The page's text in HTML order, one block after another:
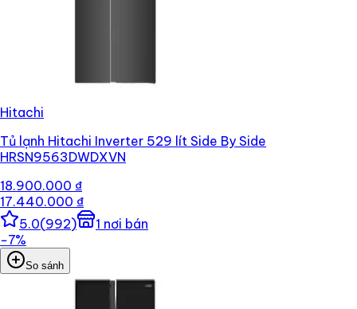
Hitachi
Tủ lạnh Hitachi Inverter 529 lít Side By Side
HRSN9563DWDXVN
18.900.000 ₫
17.440.000 ₫
5.0(992) 1 nơi bán
−7%
So sánh